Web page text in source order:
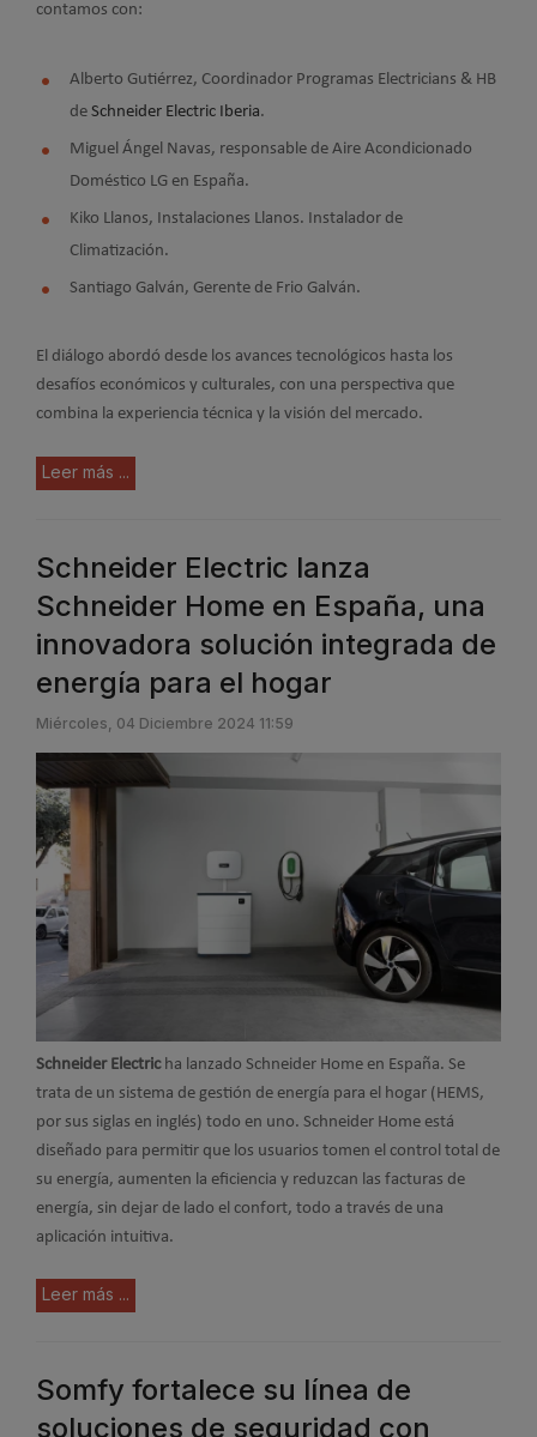
contamos con:
Alberto Gutiérrez, Coordinador Programas Electricians & HB
de Schneider Electric Iberia.
Miguel Ángel Navas, responsable de Aire Acondicionado
Doméstico LG en España.
Kiko Llanos, Instalaciones Llanos. Instalador de
Climatización.
Santiago Galván, Gerente de Frio Galván.
El diálogo abordó desde los avances tecnológicos hasta los
desafíos económicos y culturales, con una perspectiva que
combina la experiencia técnica y la visión del mercado.
Leer más ...
Schneider Electric lanza
Schneider Home en España, una
innovadora solución integrada de
energía para el hogar
Miércoles, 04 Diciembre 2024 11:59
Schneider Electricha lanzado Schneider Home en España. Se
trata de un sistema de gestión de energía para el hogar (HEMS,
por sus siglas en inglés) todo en uno. Schneider Home está
diseñado para permitir que los usuarios tomen el control total de
su energía, aumenten la eficiencia y reduzcan las facturas de
energía, sin dejar de lado el confort, todo a través de una
aplicación intuitiva.
Leer más ...
Somfy fortalece su línea de
soluciones de seguridad con